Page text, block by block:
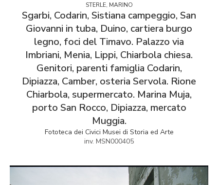
STERLE, MARINO
Sgarbi, Codarin, Sistiana campeggio, San
Giovanni in tuba, Duino, cartiera burgo
legno, foci del Timavo. Palazzo via
Imbriani, Menia, Lippi, Chiarbola chiesa.
Genitori, parenti famiglia Codarin,
Dipiazza, Camber, osteria Servola. Rione
Chiarbola, supermercato. Marina Muja,
porto San Rocco, Dipiazza, mercato
Muggia.
Fototeca dei Civici Musei di Storia ed Arte
inv. MSN000405